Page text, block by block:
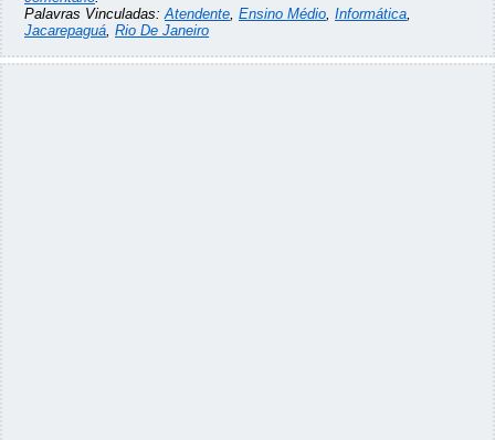
Palavras Vinculadas:Atendente, Ensino Médio, Informática,
Jacarepaguá, Rio De Janeiro